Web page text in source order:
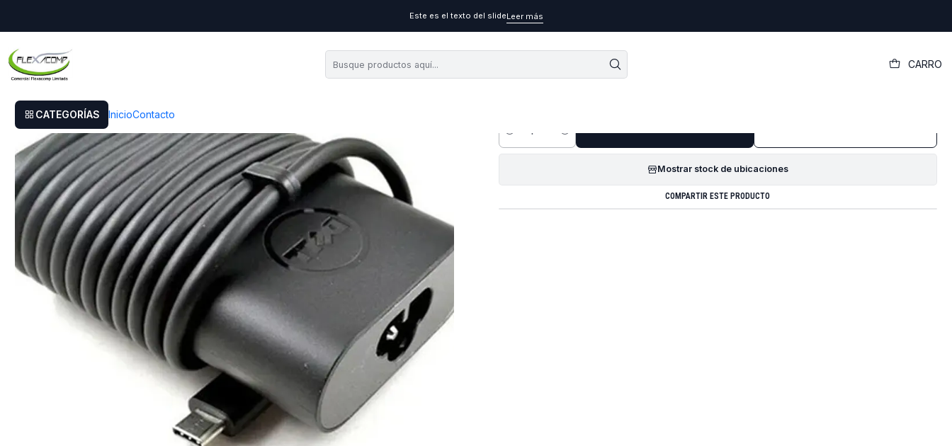
CARRO
CATEGORÍAS InicioContacto
Este es el texto del slideLeer más
Cargador Original Dell Inspiron Chromebook 14 7486 2-
Cantidad
Mostrar stock de ubicaciones
COMPARTIR ESTE PRODUCTO